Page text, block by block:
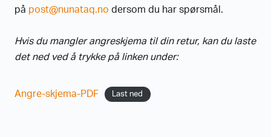
på post@nunataq.no dersom du har spørsmål.
Hvis du mangler angreskjema til din retur, kan du laste
det ned ved å trykke på linken under:
Angre-skjema-PDF Last ned